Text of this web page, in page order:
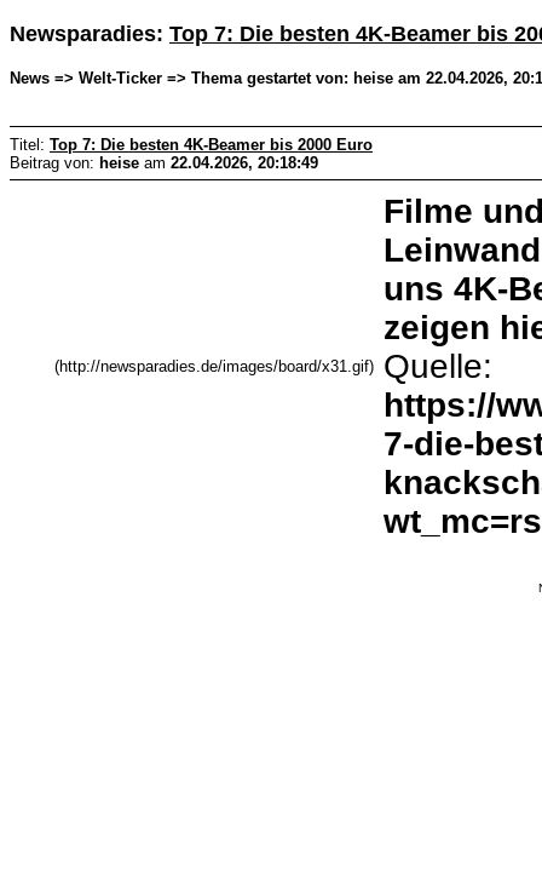
Newsparadies: Top 7: Die besten 4K-Beamer bis
News => Welt-Ticker => Thema gestartet von: heise am 22.04.2026,
Titel: Top 7: Die besten 4K-Beamer bis 2000 Euro
Beitrag von: heise am 22.04.2026, 20:18:49
(http://newsparadies.de/images/board/x31.gif)
Filme
uns 4K-
zeigen
Quelle:
https://
7-die-